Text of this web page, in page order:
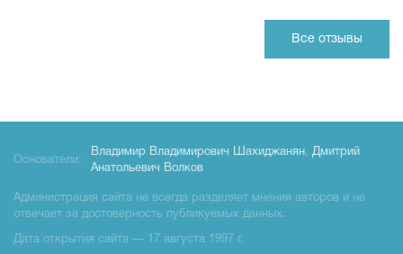
Все отзывы
Основатели:
Владимир Владимирович Шахиджанян, Дмитрий
Анатольевич Волков
Администрация сайта не всегда разделяет мнения авторов и не
отвечает за достоверность публикуемых данных.
Дата открытия сайта — 17 августа 1997 г.